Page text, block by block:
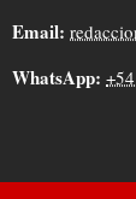
Email:
WhatsApp: